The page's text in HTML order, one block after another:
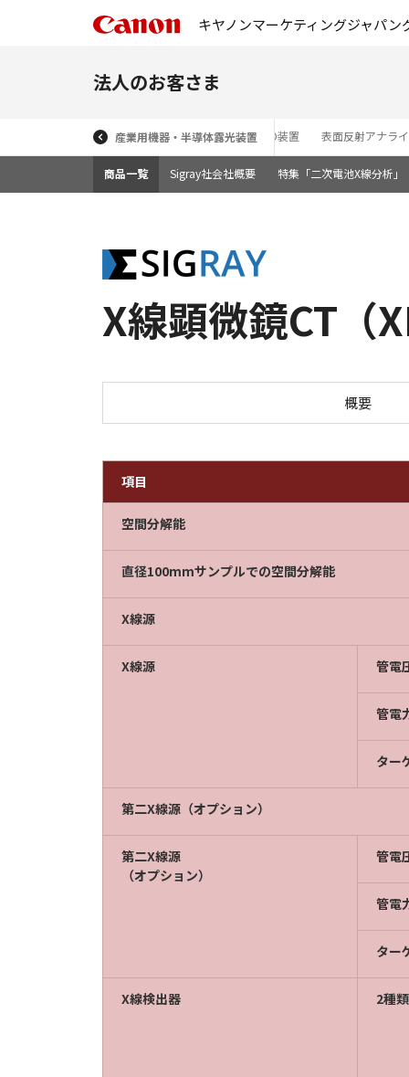
キヤノンマーケティングジャパン
法人のお客さま
産業用機器・半導体露光装置
プラズマエッチング装置／プラズマCVD装置 表面反射アナラ
商品一覧 Sigray社会社概要 特集「二次電池X線分析」
X線顕微鏡CT（
概要
項目
空間分解能
直径100mmサンプルでの空間分解能
X線源
X線源 管電
管電
ター
第二X線源（オプション）
第二X線源
（オプション）
管電
管電
ター
X線検出器 2種